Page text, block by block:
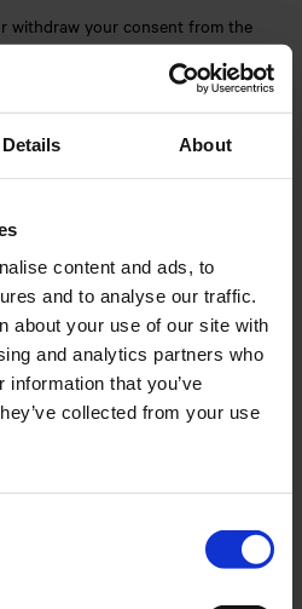
Details About
content and ads, to
and to analyse our traffic.
about your use of our site with
and analytics partners who
that you’ve
collected from your use
withdraw your consent from the
date when you contact us
domains: tidmuseum.dk,
museumodense.dk,
on 16/07/2026 by
a website usable by enabling basic